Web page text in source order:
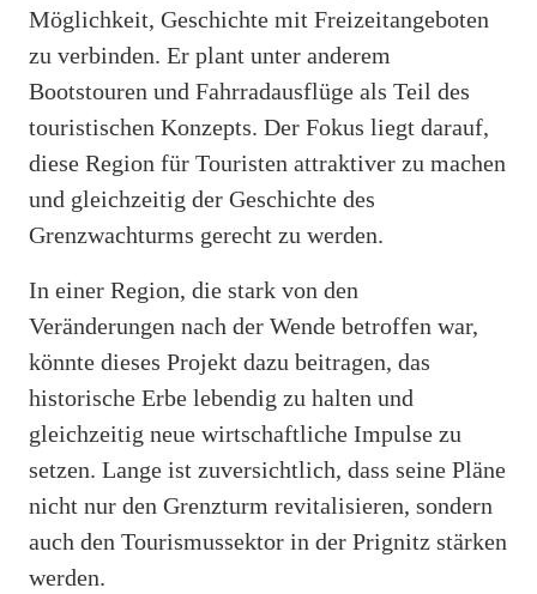
Möglichkeit, Geschichte mit Freizeitangeboten
zu verbinden. Er plant unter anderem
Bootstouren und Fahrradausflüge als Teil des
touristischen Konzepts. Der Fokus liegt darauf,
diese Region für Touristen attraktiver zu machen
und gleichzeitig der Geschichte des
Grenzwachturms gerecht zu werden.
In einer Region, die stark von den
Veränderungen nach der Wende betroffen war,
könnte dieses Projekt dazu beitragen, das
historische Erbe lebendig zu halten und
gleichzeitig neue wirtschaftliche Impulse zu
setzen. Lange ist zuversichtlich, dass seine Pläne
nicht nur den Grenzturm revitalisieren, sondern
auch den Tourismussektor in der Prignitz stärken
werden.